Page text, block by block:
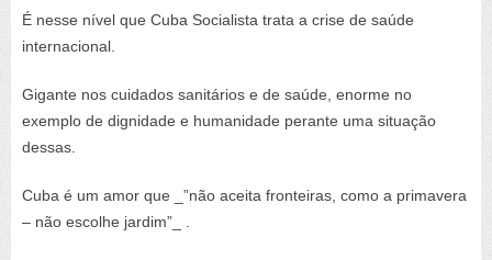
É nesse nível que Cuba Socialista trata a crise de saúde
internacional.
Gigante nos cuidados sanitários e de saúde, enorme no
exemplo de dignidade e humanidade perante uma situação
dessas.
Cuba é um amor que _”não aceita fronteiras, como a primavera
– não escolhe jardim”_ .